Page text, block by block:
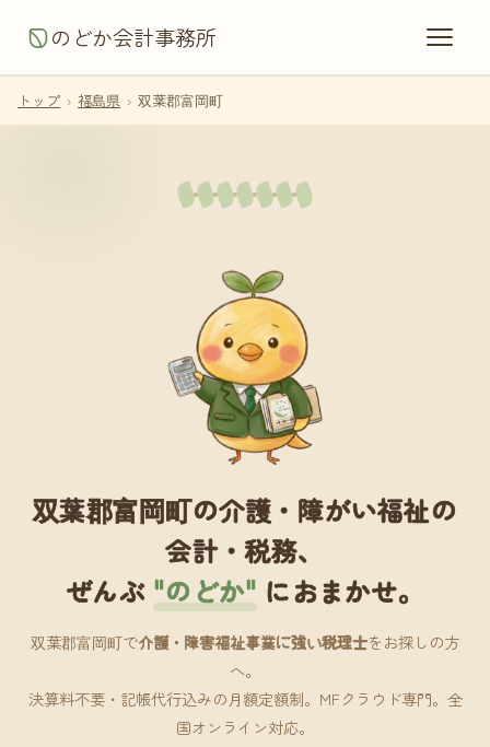
のどか会計事務所
トップ › 福島県 › 双葉郡富岡町
双葉郡富岡町の介護・障がい福祉の
会計・税務、
ぜんぶ "のどか" におまかせ。
双葉郡富岡町で介護・障害福祉事業に強い税理士をお探しの方
へ。
決算料不要・記帳代行込みの月額定額制。MFクラウド専門。全
国オンライン対応。